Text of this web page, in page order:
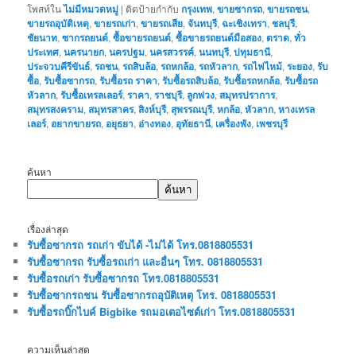
โพสท์ในไม่มีหมวดหมู่ | ติดป้ายกำกับ กรุงเทพ,ขายซากรถ,ขายรถชน,
ขายรถอุบัติเหตุ,ขายรถเก่า,ขายรถเสีย,จันทบุรี, ฉะเชิงเทรา,ชลบุรี,
ชัยนาท,ซากรถยนต์,ซื้อขายรถยนต์,ซื้อขายรถยนต์มือสอง,ตราด,ทั่ว
ประเทศ,นครนายก,นครปฐม,นครสวรรค์,นนทบุรี,ปทุมธานี,
ประจวบคีรีขันธ์,รถชน,รถสิบล้อ,รถหกล้อ,รถหัวลาก,รถไฟไหม้,ระยอง,รับ
ซื้อ,รับซื้อซากรถ,รับซื้อรถ ราคา,รับซื้อรถสิบล้อ,รับซื้อรถหกล้อ,รับซื้อรถ
หัวลาก,รับซื้อเทรลเลอร์,ราคา,ราชบุรี, ลูกพ่วง, สมุทรปราการ,
สมุทรสงคราม, สมุทรสาคร,สิงห์บุรี, สุพรรณบุรี,หกล้อ,หัวลาก,หางเทรล
เลอร์, อยากขายรถ, อยุธยา, อ่างทอง, อุทัยธานี, เครื่องพัง, เพชรบุรี
ค้นหา
ค้นหา
เรื่องล่าสุด
รับซื้อซากรถ รถเก่า ขับได้ -ไม่ได้ โทร.0818805531
รับซื้อซากรถ รับซื้อรถเก่า และอื่นๆ โทร. 0818805531
รับซื้อรถเก่า รับซื้อซากรถ โทร.0818805531
รับซื้อซากรถชน รับซื้อซากรถอุบัติเหตุ โทร. 0818805531
รับซื้อรถบิ๊กไบค์ Bigbike รถมอเตอไซต์เก่า โทร.0818805531
ความเห็นล่าสุด